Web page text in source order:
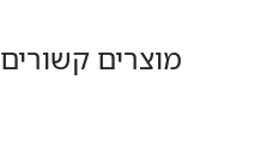
מוצרים קשורים